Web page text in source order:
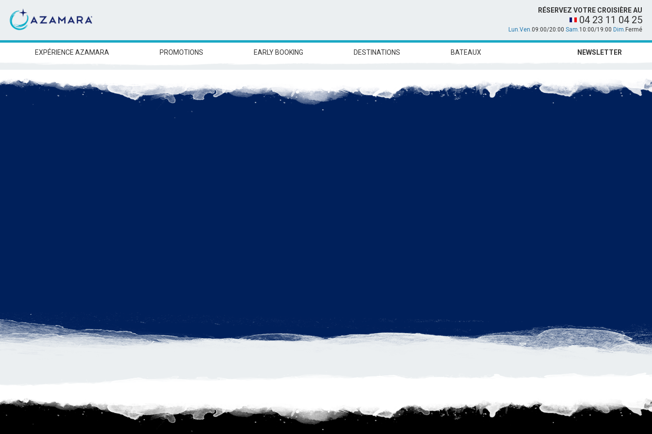
RÉSERVEZ VOTRE CROISIÈRE AU
04 23 11 04 25
Lun.Ven.09:00/20:00 Sam.10:00/19:00 Dim. Fermé
EXPÉRIENCE AZAMARA PROMOTIONS EARLY BOOKING DESTINATIONS BATEAUX NEWSLETTER